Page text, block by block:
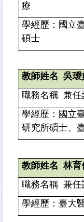
療
學經歷：國立
碩士
教師姓名 吳璦
職務名稱 兼任
學經歷：國立
研究所碩士、
教師姓名 林育
職務名稱 兼任
學經歷：臺大